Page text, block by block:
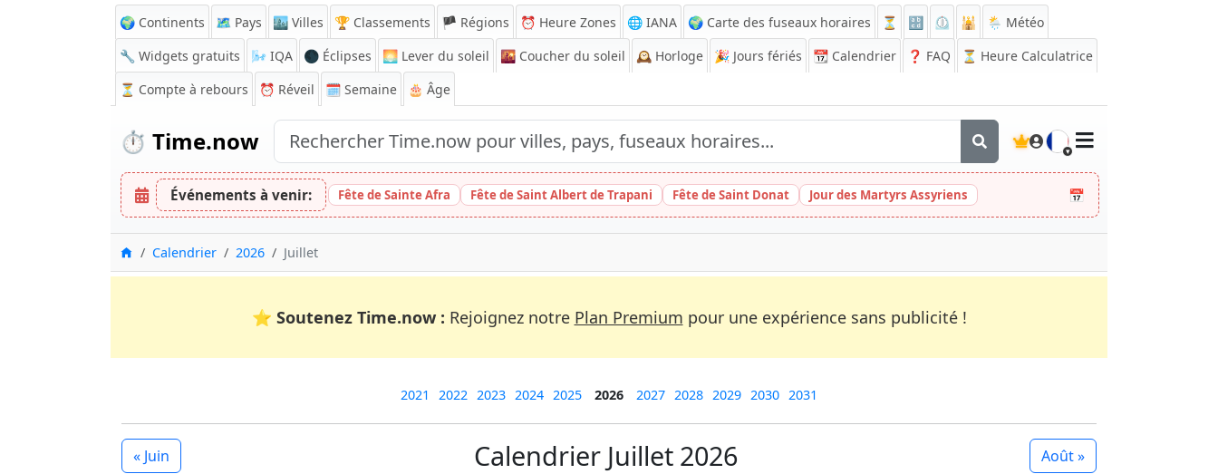
🌍 Continents 🗺️ Pays 🏙️ Villes 🏆 Classements 🏴 Régions ⏰ Heure Zones 🌐 IANA 🌍 Carte des fuseaux horaires ⏳ 🔡 ⏲️ 🕌
🌦️ Météo
🔧 Widgets gratuits
🌬️ IQA 🌑 Éclipses 🌅 Lever du soleil 🌇 Coucher du soleil 🕰️ Horloge 🎉 Jours fériés 📆 Calendrier ❓ FAQ
⏳ Heure Calculatrice
⏳ Compte à rebours ⏰ Réveil 🗓️ Semaine 🎂 Âge
⏱️ Time.now 🇫🇷
Événements à venir: Fête de Sainte Afra Fête de Saint Albert de Trapani Fête de Saint Donat Jour des Martyrs Assyriens 📅
Accueil
Calendrier 2026 Juillet
⭐ Soutenez Time.now : Rejoignez notre Plan Premium pour une expérience sans publicité !
2021 2022 2023 2024 2025 2026 2027 2028 2029 2030 2031
« Juin Calendrier Juillet 2026 Août »